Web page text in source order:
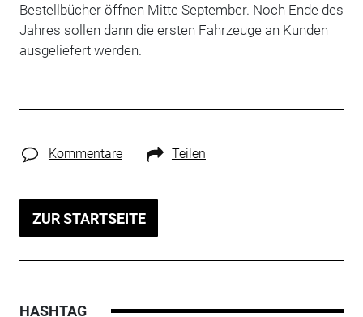
Bestellbücher öffnen Mitte September. Noch Ende des
Jahres sollen dann die ersten Fahrzeuge an Kunden
ausgeliefert werden.
Kommentare Teilen
ZUR STARTSEITE
HASHTAG